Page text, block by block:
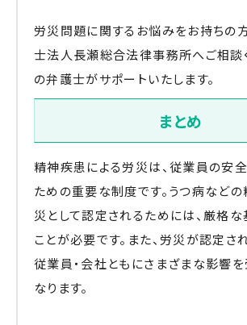
労災問題に関するお悩みをお持ちの
士法人長瀬総合法律事務所へご相談
の弁護士がサポートいたします。
まとめ
精神疾患による労災は、従業員の安
ための重要な制度です。うつ病など
災として認定されるためには、厳格
ことが必要です。また、労災が認定さ
従業員・会社ともにさまざまな影響
なります。